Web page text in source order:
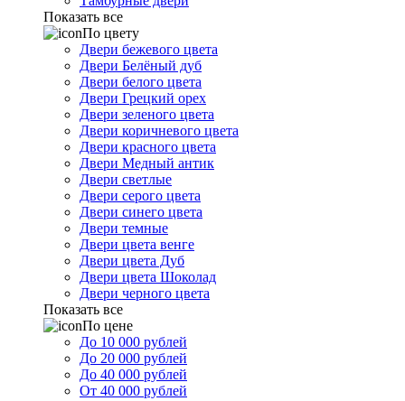
Показать все
По цвету
Двери бежевого цвета
Двери Белёный дуб
Двери белого цвета
Двери Грецкий орех
Двери зеленого цвета
Двери коричневого цвета
Двери красного цвета
Двери Медный антик
Двери светлые
Двери серого цвета
Двери синего цвета
Двери темные
Двери цвета венге
Двери цвета Дуб
Двери цвета Шоколад
Двери черного цвета
Показать все
По цене
До 10 000 рублей
До 20 000 рублей
До 40 000 рублей
От 40 000 рублей